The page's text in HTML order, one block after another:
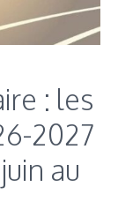
: les
2027
au